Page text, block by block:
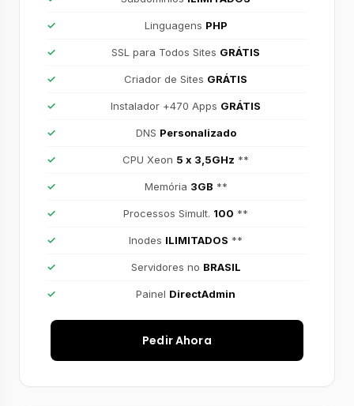
Linguagens PHP
SSL para Todos Sites GRÁTIS
Criador de Sites GRÁTIS
Instalador +470 Apps GRÁTIS
DNS Personalizado
CPU Xeon 5 x 3,5GHz **
Memória 3GB **
Processos Simult. 100 **
Inodes ILIMITADOS **
Servidores no BRASIL
Painel DirectAdmin
Pedir Ahora